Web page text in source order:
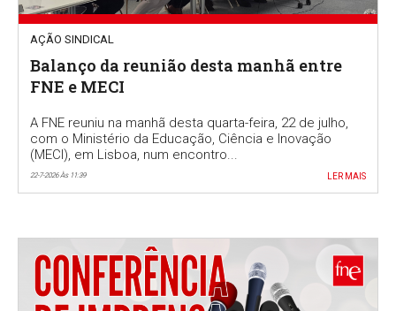
AÇÃO SINDICAL
Balanço da reunião desta manhã entre
FNE e MECI
A FNE reuniu na manhã desta quarta-feira, 22 de julho,
com o Ministério da Educação, Ciência e Inovação
(MECI), em Lisboa, num encontro...
22-7-2026 Às 11:39 LER MAIS